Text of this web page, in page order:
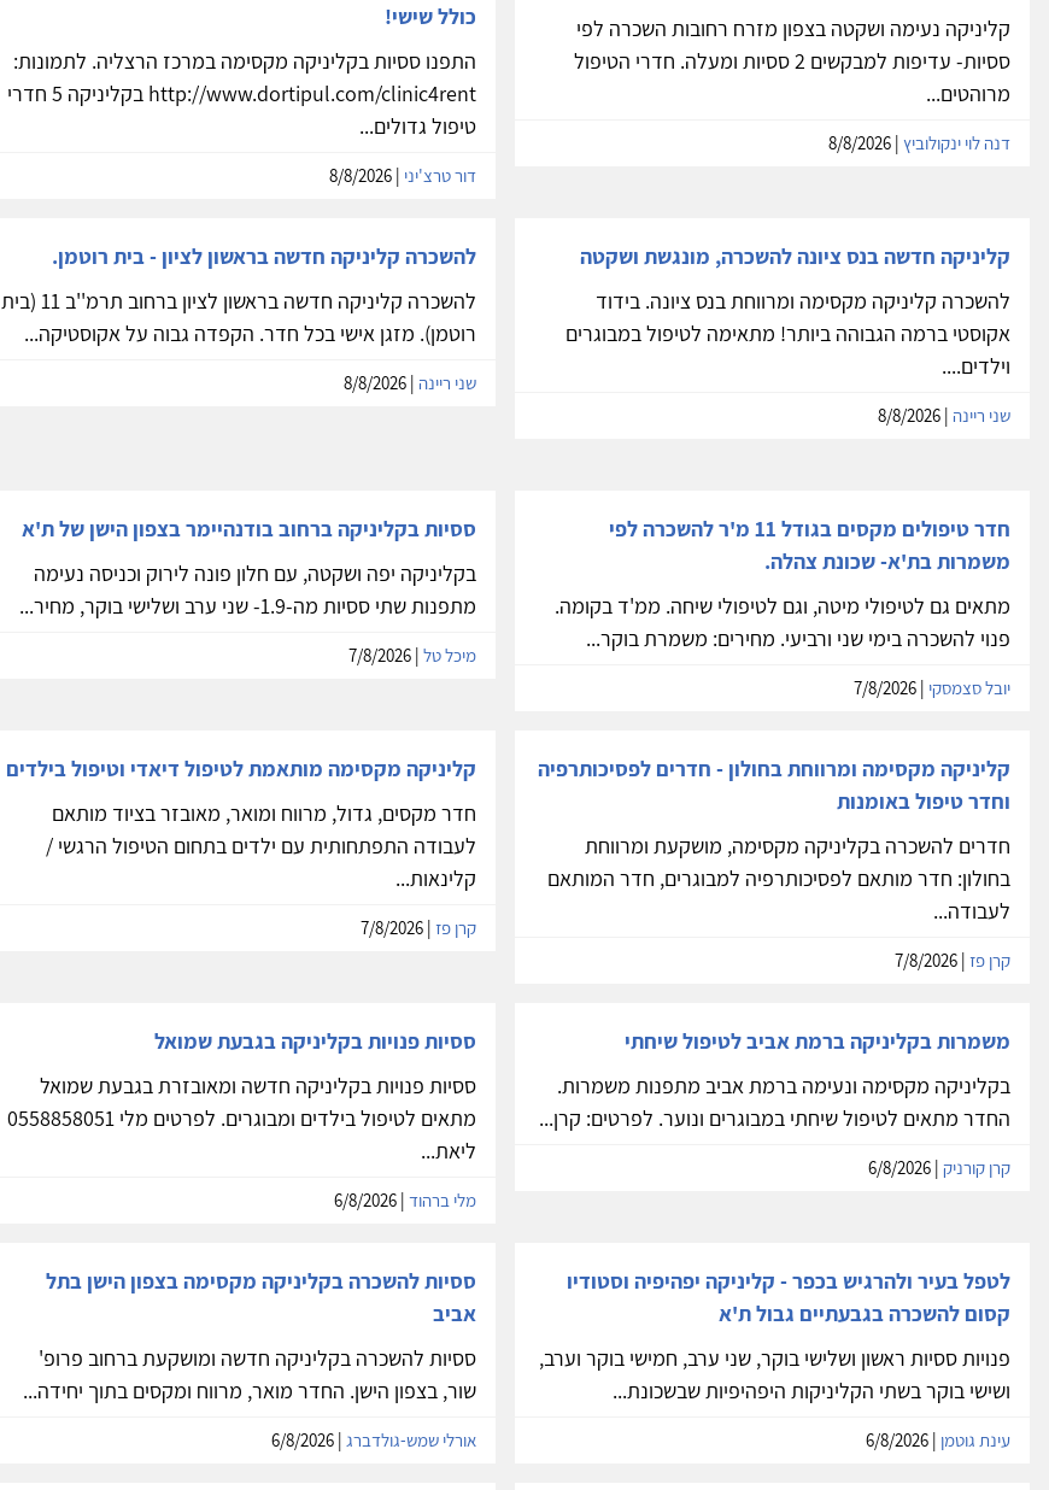
קליניקה נעימה ושקטה בצפון מזרח רחובות השכרה לפי
ססיות- עדיפות למבקשים 2 ססיות ומעלה. חדרי הטיפול
מרוהטים...
דנה לוי ינקולוביץ
כולל שישי!
התפנו ססיות בקליניקה מקסימה במרכז הרצליה. לתמונות:
http://www.dortipul.com/clinic4rent בקליניקה 5 חדרי
טיפול גדולים...
דור טרצ'יני
קליניקה חדשה בנס ציונה להשכרה, מונגשת ושקטה
להשכרה קליניקה מקסימה ומרווחת בנס ציונה. בידוד
אקוסטי ברמה הגבוהה ביותר! מתאימה לטיפול במבוגרים
וילדים....
שני ריינה
להשכרה קליניקה חדשה בראשון לציון - בית רוטמן.
להשכרה קליניקה חדשה בראשון לציון ברחוב תרמ''ב 11 (בית
רוטמן). מזגן אישי בכל חדר. הקפדה גבוה על אקוסטיקה...
שני ריינה
חדר טיפולים מקסים בגודל 11 מ'ר להשכרה לפי
משמרות בת'א- שכונת צהלה.
מתאים גם לטיפולי מיטה, וגם לטיפולי שיחה. ממ'ד בקומה.
פנוי להשכרה בימי שני ורביעי. מחירים: משמרת בוקר...
יובל סצמסקי
ססיות בקליניקה ברחוב בודנהיימר בצפון הישן של ת'א
בקליניקה יפה ושקטה, עם חלון פונה לירוק וכניסה נעימה
מתפנות שתי ססיות מה-1.9- שני ערב ושלישי בוקר, מחיר...
מיכל טל| 7/8/2026
קליניקה מקסימה ומרווחת בחולון - חדרים לפסיכותרפיה
וחדר טיפול באומנות
חדרים להשכרה בקליניקה מקסימה, מושקעת ומרווחת
בחולון: חדר מותאם לפסיכותרפיה למבוגרים, חדר המותאם
לעבודה...
קרן פז
קליניקה מקסימה מותאמת לטיפול דיאדי וטיפול בילדים
חדר מקסים, גדול, מרווח ומואר, מאובזר בציוד מותאם
לעבודה התפתחותית עם ילדים בתחום הטיפול הרגשי /
קלינאות...
קרן פז| 7/8/2026
משמרות בקליניקה ברמת אביב לטיפול שיחתי
בקליניקה מקסימה ונעימה ברמת אביב מתפנות משמרות.
החדר מתאים לטיפול שיחתי במבוגרים ונוער. לפרטים: קרן...
קרן קורניק
ססיות פנויות בקליניקה בגבעת שמואל
ססיות פנויות בקליניקה חדשה ומאובזרת בגבעת שמואל
מתאים לטיפול בילדים ומבוגרים. לפרטים מלי 0558858051
ליאת...
מלי ברהוד| 6/8/2026
לטפל בעיר ולהרגיש בכפר - קליניקה יפהיפיה וסטודיו
קסום להשכרה בגבעתיים גבול ת'א
פנויות ססיות ראשון ושלישי בוקר, שני ערב, חמישי בוקר וערב,
ושישי בוקר בשתי הקליניקות היפהיפיות שבשכונת...
עינת גוטמן
ססיות להשכרה בקליניקה מקסימה בצפון הישן בתל
אביב
ססיות להשכרה בקליניקה חדשה ומושקעת ברחוב פרופ'
שור, בצפון הישן. החדר מואר, מרווח ומקסים בתוך יחידה...
אורלי שמש-גולדברג| 6/8/2026